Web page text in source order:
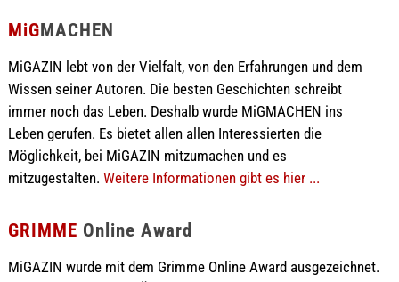
MiGMACHEN
MiGAZIN lebt von der Vielfalt, von den Erfahrungen und dem
Wissen seiner Autoren. Die besten Geschichten schreibt
immer noch das Leben. Deshalb wurde MiGMACHEN ins
Leben gerufen. Es bietet allen allen Interessierten die
Möglichkeit, bei MiGAZIN mitzumachen und es
mitzugestalten. Weitere Informationen gibt es hier ...
GRIMME Online Award
MiGAZIN wurde mit dem Grimme Online Award ausgezeichnet.